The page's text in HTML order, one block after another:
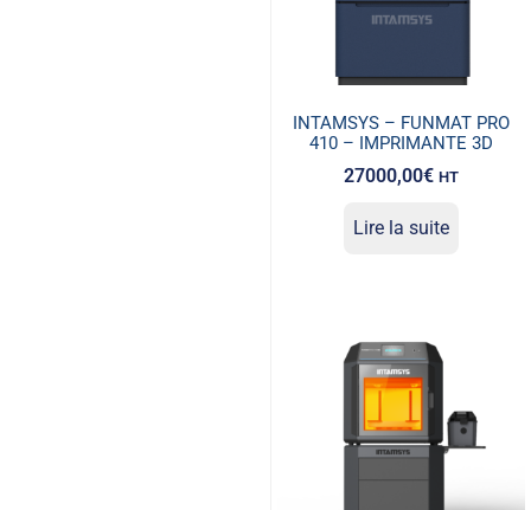
INTAMSYS – FUNMAT PRO
410 – IMPRIMANTE 3D
27000,00€ HT
Lire la suite